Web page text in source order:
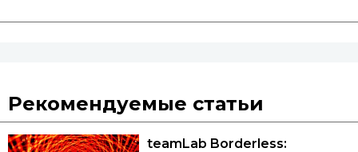
Рекомендуемые статьи
teamLab Borderless: